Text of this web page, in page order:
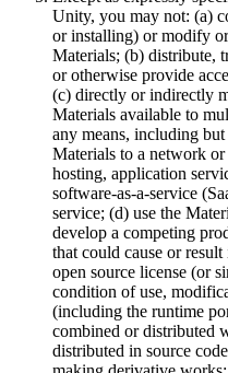
Unity, you may not: (a)
or installing) or modify
Materials; (b) distribute,
or otherwise provide
(c) directly or indirectly
Materials available to
any means, including
Materials to a network
hosting, application
software-as-a-service
service; (d) use the
develop a competing
that could cause or
open source license (or
condition of use,
(including the runtime
combined or distributed
distributed in source